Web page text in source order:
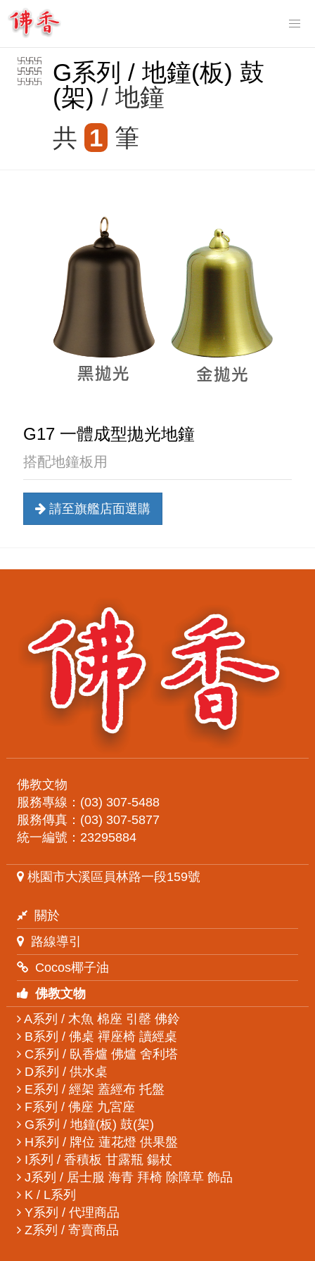
G系列 / 地鐘(板) 鼓
(架) / 地鐘
共 1 筆
G17 一體成型拋光地鐘
搭配地鐘板用
請至旗艦店面選購
佛教文物
服務專線：(03) 307-5488
服務傳真：(03) 307-5877
統一編號：23295884
桃園市大溪區員林路一段159號
關於
路線導引
Cocos椰子油
佛教文物
A系列 / 木魚 棉座 引罄 佛鈴
B系列 / 佛桌 禪座椅 讀經桌
C系列 / 臥香爐 佛爐 舍利塔
D系列 / 供水桌
E系列 / 經架 蓋經布 托盤
F系列 / 佛座 九宮座
G系列 / 地鐘(板) 鼓(架)
H系列 / 牌位 蓮花燈 供果盤
I系列 / 香積板 甘露瓶 鍚杖
J系列 / 居士服 海青 拜椅 除障草 飾品
K / L系列
Y系列 / 代理商品
Z系列 / 寄賣商品